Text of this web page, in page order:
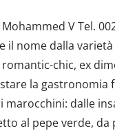
V Tel.
il nome dalla
chic, ex
la gastronomia
marocchini: dalle
al pepe verde, da